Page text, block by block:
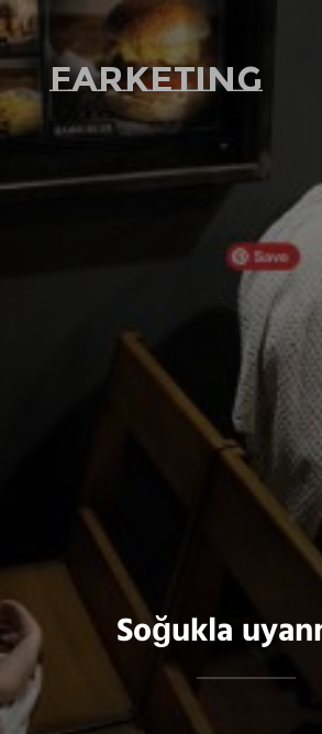
Farketing
Soğukla